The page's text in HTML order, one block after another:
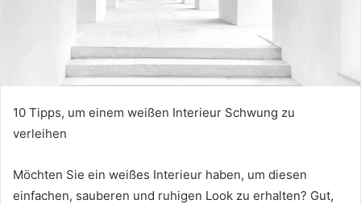
10 Tipps, um einem weißen Interieur Schwung zu
verleihen
Möchten Sie ein weißes Interieur haben, um diesen
einfachen, sauberen und ruhigen Look zu erhalten? Gut,